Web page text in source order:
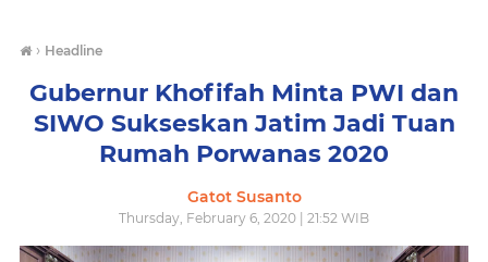
› Headline
Gubernur Khofifah Minta PWI dan
SIWO Sukseskan Jatim Jadi Tuan
Rumah Porwanas 2020
Gatot Susanto
Thursday, February 6, 2020 | 21:52 WIB